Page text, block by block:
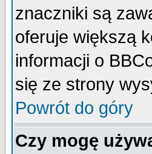
znaczniki są
oferuje większą
informacji o
się ze strony
Powrót do góry
Czy mogę